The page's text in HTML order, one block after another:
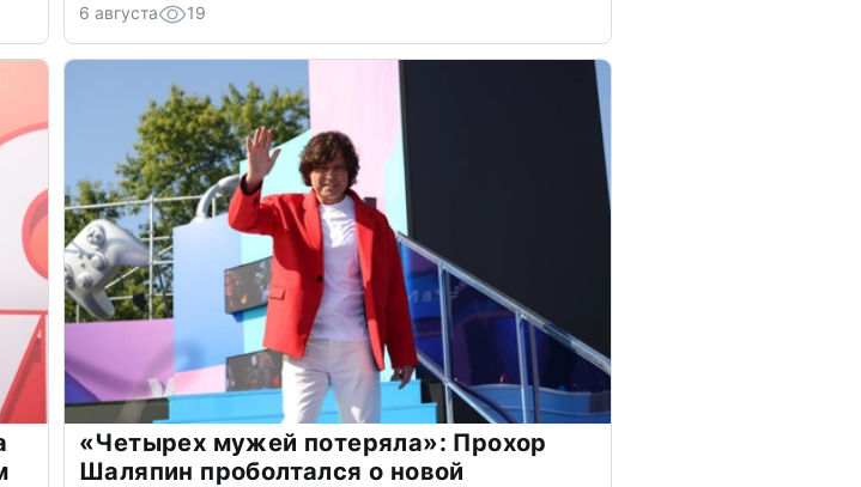
6 августа 19
«Четырех мужей потеряла»: Прохор
Шаляпин проболтался о новой